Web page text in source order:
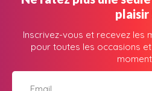
plaisir
Inscrivez-vous et recevez les
pour toutes les occasions